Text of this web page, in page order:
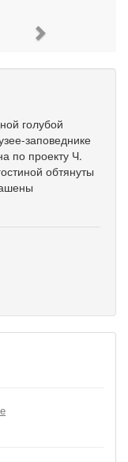
голубой
заповеднике
по проекту Ч.
обтянуты